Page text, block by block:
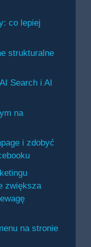
co lepiej
strukturalne
Search i AI
na
i zdobyć
zwiększa
na stronie